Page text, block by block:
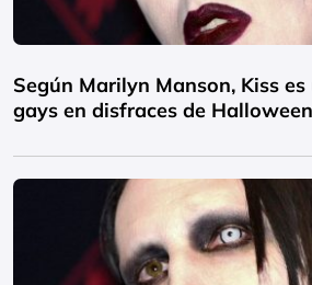
Según Marilyn Manson, Kiss
gays en disfraces de